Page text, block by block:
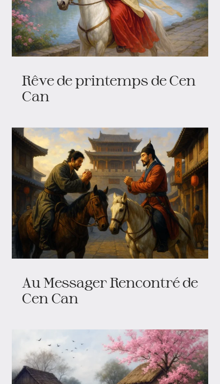
Rêve de printemps de Cen
Can
Au Messager Rencontré de
Cen Can